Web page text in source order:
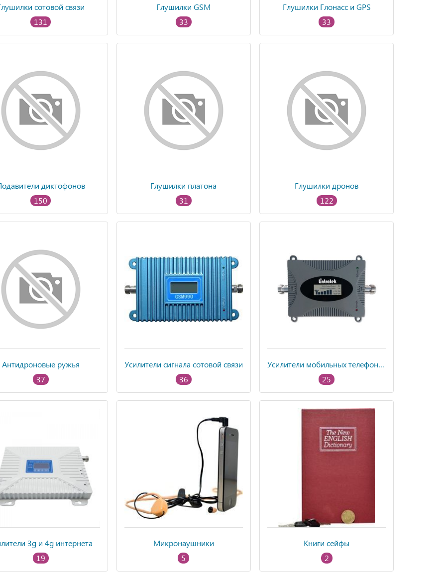
сотовой связи
131
Глушилки GSM
33
Глушилки Глонасс и GPS
33
диктофонов
150
Глушилки платона
31
Глушилки дронов
122
Антидроновые ружья
37
Усилители сигнала сотовой связи
36
Усилители мобильных телефонов
25
3g и 4g интернета
19
Микронаушники
5
Книги сейфы
2